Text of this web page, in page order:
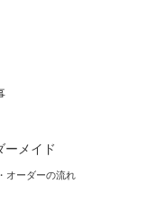
ーメイド
オーダーの流れ